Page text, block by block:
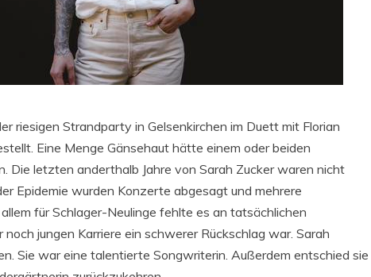
riesigen Strandparty in Gelsenkirchen im Duett mit Florian
Eine Menge Gänsehaut hätte einem oder beiden
Die letzten anderthalb Jahre von Sarah Zucker waren nicht
Epidemie wurden Konzerte abgesagt und mehrere
für Schlager-Neulinge fehlte es an tatsächlichen
jungen Karriere ein schwerer Rückschlag war. Sarah
Sie war eine talentierte Songwriterin. Außerdem entschied sie